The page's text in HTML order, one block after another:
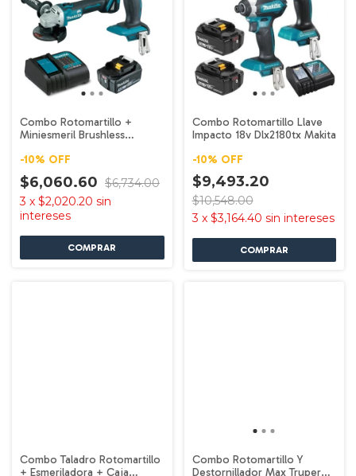
Combo Rotomartillo +
Miniesmeril Brushless
-10% OFF
$6,060.60 $6,734.00
3 x $2,020.20 sin
intereses
Combo Rotomartillo Llave
Impacto 18v Dlx2180tx Makita
-10% OFF
$9,493.20
$10,548.00
3 x $3,164.40 sin intereses
Combo Taladro Rotomartillo
+ Esmeriladora + Caja
Combo Rotomartillo Y
Destornillador Max Truper